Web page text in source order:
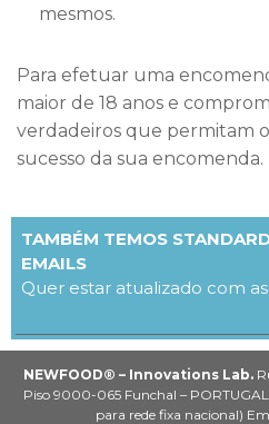
mesmos.
Para efetuar uma
maior de 18 anos e
verdadeiros que permitam
sucesso da sua encomenda.
TAMBÉM TEMOS
EMAILS
Quer estar atualizado com
NEWFOOD® – Innovations Lab.
Piso 9000-065 Funchal – PORTUGAL
para rede fixa nacional)